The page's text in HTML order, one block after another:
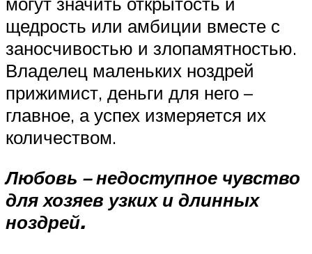
щедрость или амбиции вместе с
заносчивостью и злопамятностью.
Владелец маленьких ноздрей
прижимист, деньги для него –
главное, а успех измеряется их
количеством.
Любовь – недоступное чувство
для хозяев узких и длинных
ноздрей.